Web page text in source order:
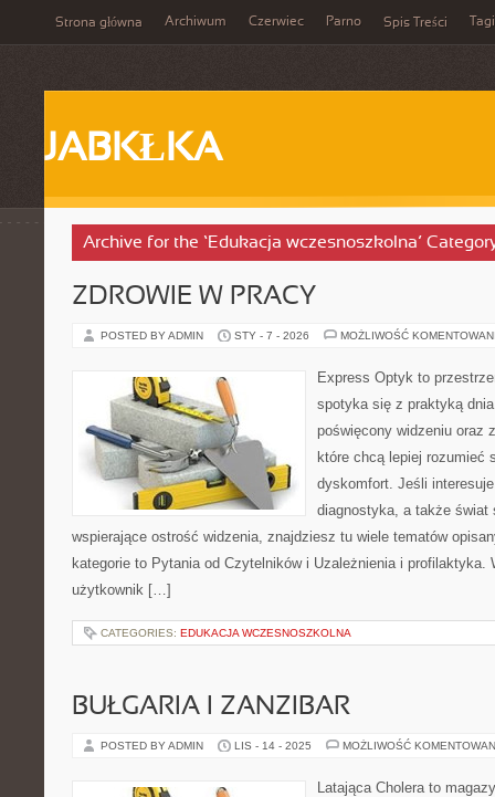
Strona główna Archiwum Czerwiec Parno Spis Treści Tagi
JABKŁKA
Archive for the ‘Edukacja wczesnoszkolna’
ZDROWIE W PRACY
POSTED BY ADMIN STY - 7 - 2026 MOŻLIWOŚĆ
Express Optyk to
spotyka się z praktyką
poświęcony widzeniu oraz
które chcą lepiej rozumieć
dyskomfort. Jeśli
diagnostyka, a także świat
wspierające ostrość widzenia, znajdziesz tu wiele tematów
kategorie to Pytania od Czytelników i Uzależnienia i profilaktyka.
użytkownik […]
CATEGORIES: EDUKACJA WCZESNOSZKOLNA
BUŁGARIA I ZANZIBAR
POSTED BY ADMIN LIS - 14 - 2025 MOŻLIWOŚĆ
Latająca Cholera to